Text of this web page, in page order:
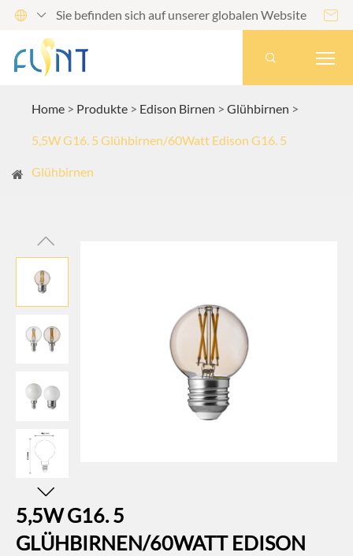
  Sie befinden sich auf unserer globalen Website 

Home Produkte Edison Birnen Glühbirnen
5,5W G16. 5 Glühbirnen/60Watt Edison G16. 5
Glühbirnen
5,5W G16. 5
GLÜHBIRNEN/60WATT EDISON